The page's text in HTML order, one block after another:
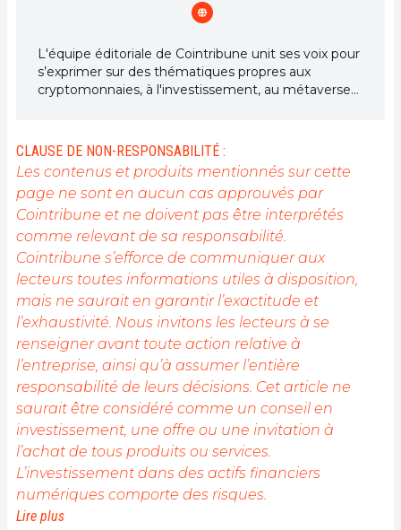
L'équipe éditoriale de Cointribune unit ses voix pour
s’exprimer sur des thématiques propres aux
cryptomonnaies, à l'investissement, au métaverse
CLAUSE DE NON-RESPONSABILITÉ :
Les contenus et produits mentionnés sur cette
page ne sont en aucun cas approuvés par
Cointribune et ne doivent pas être interprétés
comme relevant de sa responsabilité.
Cointribune s’efforce de communiquer aux
lecteurs toutes informations utiles à disposition,
mais ne saurait en garantir l’exactitude et
l’exhaustivité. Nous invitons les lecteurs à se
renseigner avant toute action relative à
l’entreprise, ainsi qu’à assumer l’entière
responsabilité de leurs décisions. Cet article ne
saurait être considéré comme un conseil en
investissement, une offre ou une invitation à
l’achat de tous produits ou services.
L’investissement dans des actifs financiers
numériques comporte des risques.
Lire plus